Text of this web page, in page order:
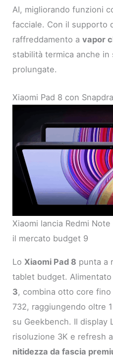
AI, migliorando funzioni
facciale. Con il supporto
raffreddamento avapor
stabilità termica anche in
prolungate.
Xiaomi Pad 8 con
Xiaomi lancia Redmi
il mercato budget 9
Lo Xiaomi Pad 8 punta a
tablet budget.
3, combina otto core fino
732, raggiungendo oltre
su Geekbench. Il display
risoluzione 3K e refresh
nitidezza da fascia